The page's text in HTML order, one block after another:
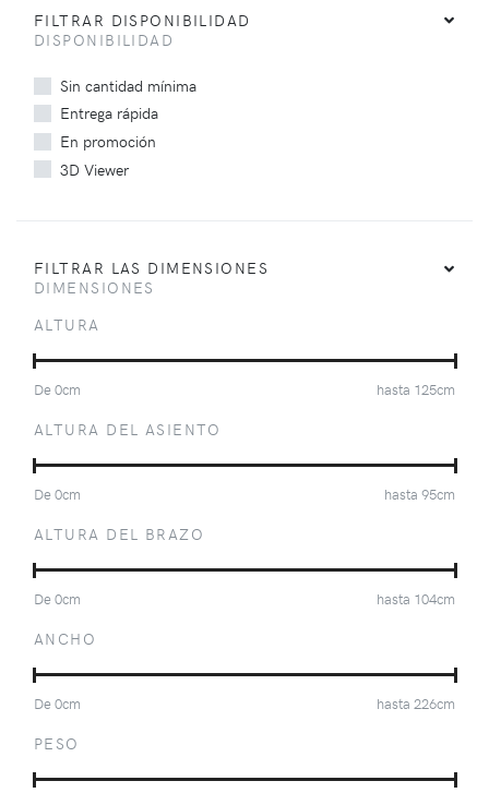
FILTRAR DISPONIBILIDAD
DISPONIBILIDAD
Sin cantidad mínima
Entrega rápida
En promoción
3D Viewer
FILTRAR LAS DIMENSIONES
DIMENSIONES
ALTURA
De0cm hasta 125cm
ALTURA DEL ASIENTO
De0cm hasta 95cm
ALTURA DEL BRAZO
De0cm hasta 104cm
ANCHO
De0cm hasta 226cm
PESO